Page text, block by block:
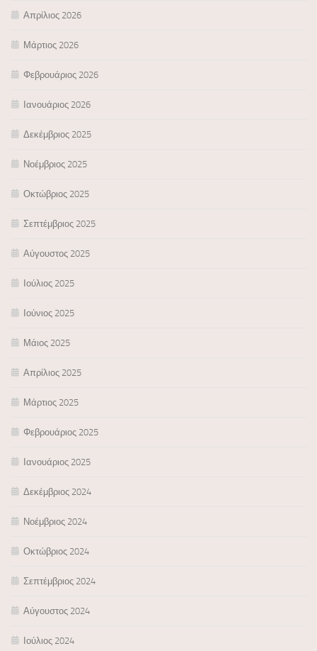
Απρίλιος 2026
Μάρτιος 2026
Φεβρουάριος 2026
Ιανουάριος 2026
Δεκέμβριος 2025
Νοέμβριος 2025
Οκτώβριος 2025
Σεπτέμβριος 2025
Αύγουστος 2025
Ιούλιος 2025
Ιούνιος 2025
Μάιος 2025
Απρίλιος 2025
Μάρτιος 2025
Φεβρουάριος 2025
Ιανουάριος 2025
Δεκέμβριος 2024
Νοέμβριος 2024
Οκτώβριος 2024
Σεπτέμβριος 2024
Αύγουστος 2024
Ιούλιος 2024